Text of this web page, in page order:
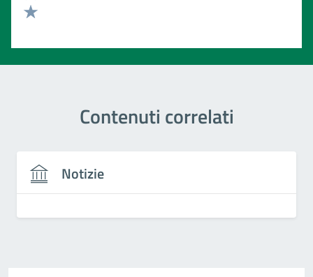
Valuta 2 stelle su 5
Contenuti correlati
Notizie